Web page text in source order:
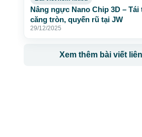
Nâng ngực Nano Chip 3D –
căng tròn, quyến rũ tại JW
29/12/2025
Xem thêm bài viết